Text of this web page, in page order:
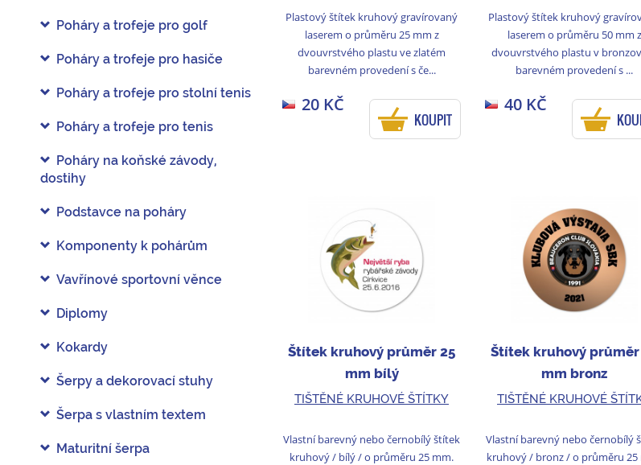
Poháry a trofeje pro golf
Poháry a trofeje pro hasiče
Poháry a trofeje pro stolní tenis
Poháry a trofeje pro tenis
Poháry na koňské závody,
dostihy
Podstavce na poháry
Komponenty k pohárům
Vavřínové sportovní věnce
Diplomy
Kokardy
Šerpy a dekorovací stuhy
Šerpa s vlastním textem
Maturitní šerpa
Plastový štítek kruhový gravírovaný
laserem o průměru 25 mm z
dvouvrstvého plastu ve zlatém
barevném provedení s če...
20 KČ
KOUPIT
Plastový štítek kruhový
laserem o průměru 50 mm z
dvouvrstvého plastu v
barevném provedení s ...
40 KČ
Štítek kruhový průměr 25
mm bílý
TIŠTĚNÉ KRUHOVÉ ŠTÍTKY
Vlastní barevný nebo černobílý štítek
kruhový / bílý / o průměru 25 mm.
Štítek kruhový průměr
mm bronz
TIŠTĚNÉ KRUHOVÉ
Vlastní barevný nebo černobílý
kruhový / bronz / o průměru 25